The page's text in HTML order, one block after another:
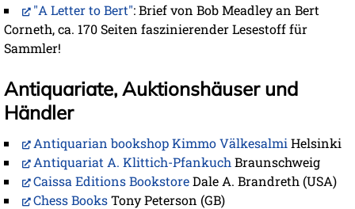
"A Letter to Bert": Brief von Bob Meadley an Bert
Corneth, ca. 170 Seiten faszinierender Lesestoff für
Sammler!
Antiquariate, Auktionshäuser und
Händler
Antiquarian bookshop Kimmo Välkesalmi Helsinki
Antiquariat A. Klittich-Pfankuch Braunschweig
Caissa Editions BookstoreDale A. Brandreth (USA)
Chess BooksTony Peterson (GB)